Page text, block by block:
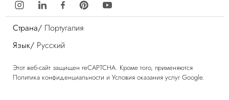
Страна/ Португалия
Язык/ Русский
Этот веб-сайт защищен reCAPTCHA. Кроме того, применяются
Политика конфиденциальности и Условия оказания услуг Google.